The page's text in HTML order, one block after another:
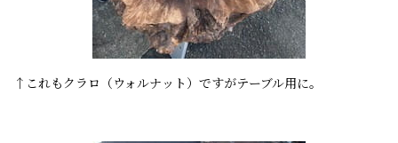
↑これもクラロ（ウォルナット）ですがテーブル用に。